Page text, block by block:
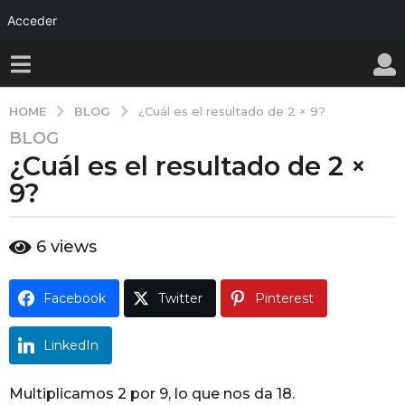
Acceder
HOME BLOG ¿Cuál es el resultado de 2 × 9?
1
a
ñ
o
g
a
ñ
o
g
BLOG
¿Cuál es el resultado de 2 ×
9?
y
a
l
6 views
Facebook Twitter Pinterest
LinkedIn
Multiplicamos 2 por 9, lo que nos da 18.